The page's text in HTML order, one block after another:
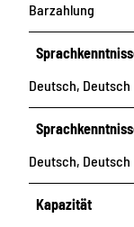
Barzahlung
Deutsch, Deutsch
Deutsch, Deutsch
Kapazität